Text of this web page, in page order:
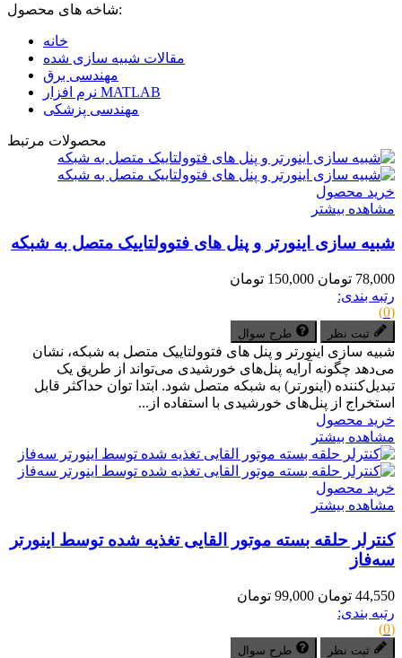
شاخه های محصول:
خانه
مقالات شبیه سازی شده
مهندسی برق
نرم افزار MATLAB
مهندسی پزشکی
محصولات مرتبط
خرید محصول
مشاهده بیشتر
شبیه سازی اینورتر و پنل های فتوولتاییک متصل به شبکه
78,000 تومان
150,000 تومان
رتبه بندی:
(0)
ثبت نظر طرح سوال
شبیه سازی اینورتر و پنل های فتوولتاییک متصل به شبکه، نشان
می‌دهد چگونه آرایه پنل‌های خورشیدی می‌تواند از طریق یک
تبدیل‌کننده (اینورتر) به شبکه متصل شود. ابتدا توان حداکثر قابل
استخراج از پنل‌های خورشیدی با استفاده از...
خرید محصول
مشاهده بیشتر
خرید محصول
مشاهده بیشتر
کنترلر حلقه بسته موتور القایی تغذیه شده توسط اینورتر
سه‌فاز
44,550 تومان
99,000 تومان
رتبه بندی:
(0)
ثبت نظر طرح سوال